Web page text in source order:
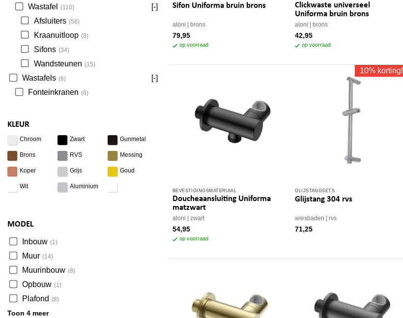
Wastafel (110)
[-]
Afsluiters (58)
Kraanuitloop (8)
Sifons (34)
Wandsteunen (15)
Wastafels (6)
[-]
Fonteinkranen (6)
KLEUR
MODEL
Inbouw (1)
Muur (14)
Muurinbouw (8)
Opbouw (1)
Plafond (8)
Toon 4 meer
Sifon Uniforma bruin brons
aloni brons
79,95
op voorraad
Clickwaste universeel
Uniforma bruin brons
aloni brons
42,95
op voorraad
BEVESTIGINGSMATERIAAL
Doucheaansluiting Uniforma
matzwart
aloni zwart
54,95
op voorraad
10% korting!
GLIJSTANGSETS
Glijstang 304 rvs
wiesbaden rvs
71,25